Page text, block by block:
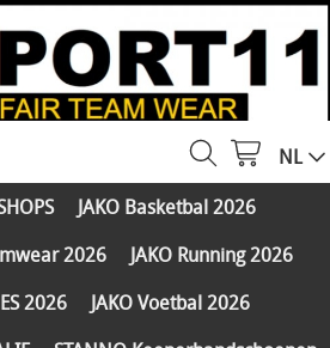
NL
JAKO Basketbal 2026
2026
JAKO Running 2026
2026
JAKO Voetbal 2026